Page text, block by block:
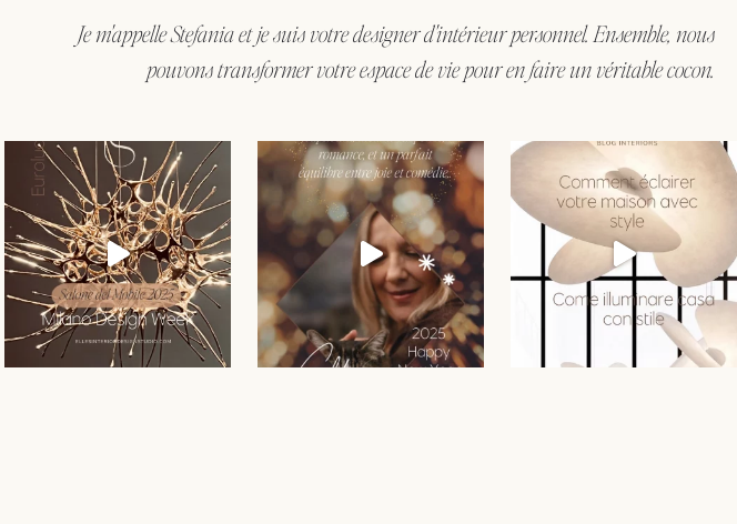
Je m'appelle Stefania et je suis votre designer d'intérieur personnel. Ensemble, nous
pouvons transformer votre espace de vie pour en faire un véritable cocon.